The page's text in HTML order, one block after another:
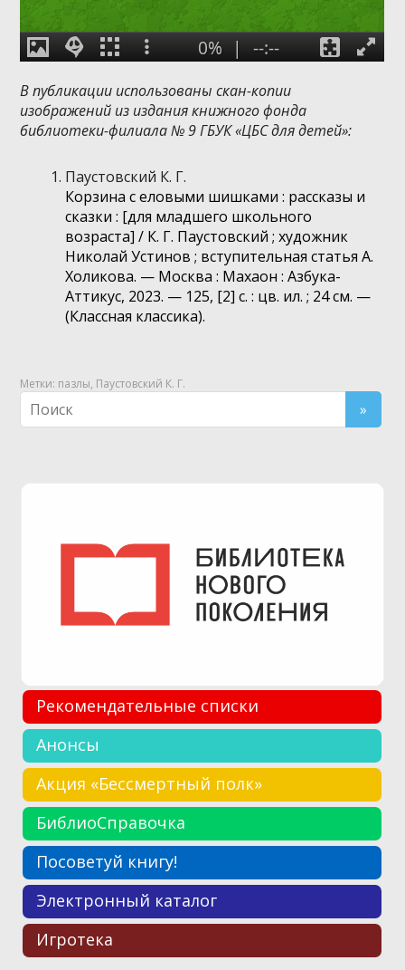
В публикации использованы скан-копии
изображений из издания книжного фонда
библиотеки-филиала № 9 ГБУК «ЦБС для детей»:
Паустовский К. Г.
Корзина с еловыми шишками : рассказы и
сказки : [для младшего школьного
возраста] / К. Г. Паустовский ; художник
Николай Устинов ; вступительная статья А.
Холикова. — Москва : Махаон : Азбука-
Аттикус, 2023. — 125, [2] с. : цв. ил. ; 24 см. —
(Классная классика).
Метки: пазлы, Паустовский К. Г.
Рекомендательные списки
Анонсы
Акция «Бессмертный полк»
БиблиоСправочка
Посоветуй книгу!
Электронный каталог
Игротека